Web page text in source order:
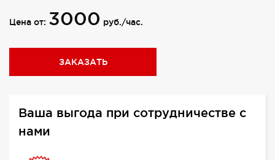
Цена от: 3000 руб./час.
ЗАКАЗАТЬ
Ваша выгода при сотрудничестве с
нами